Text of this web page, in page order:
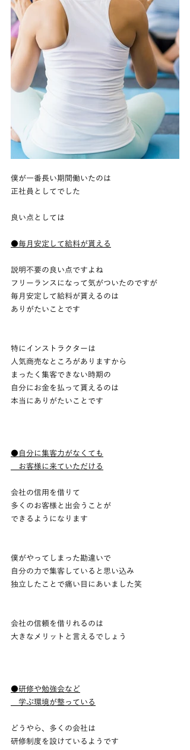
僕が一番長い期間働いたのは
正社員としてでした
良い点としては
●毎月安定して給料が貰える
説明不要の良い点ですよね
フリーランスになって気がついたのですが
毎月安定して給料が貰えるのは
ありがたいことです
特にインストラクターは
人気商売なところがありますから
まったく集客できない時期の
自分にお金を払って貰えるのは
本当にありがたいことです
●自分に集客力がなくても
お客様に来ていただける
会社の信用を借りて
多くのお客様と出会うことが
できるようになります
僕がやってしまった勘違いで
自分の力で集客していると思い込み
独立したことで痛い目にあいました笑
会社の信頼を借りれるのは
大きなメリットと言えるでしょう
●研修や勉強会など
学ぶ環境が整っている
どうやら、多くの会社は
研修制度を設けているようです